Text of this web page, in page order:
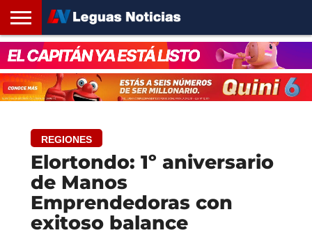
INICIO
SANTA
FE
ROSARIO24
REGIONES
ARGENTINA
OPINIÓN
CONTACTO
REGIONES
Elortondo: 1º aniversario
de Manos
Emprendedoras con
exitoso balance